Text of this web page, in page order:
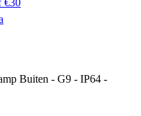
€30
Buiten - G9 - IP64 -